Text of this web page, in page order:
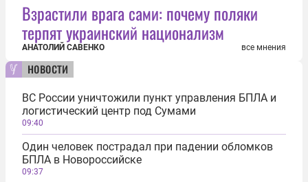
Взрастили врага сами: почему поляки
терпят украинский национализм
АНАТОЛИЙ САВЕНКО все мнения
новости
ВС России уничтожили пункт управления БПЛА и
логистический центр под Сумами
09:40
Один человек пострадал при падении обломков
БПЛА в Новороссийске
09:37